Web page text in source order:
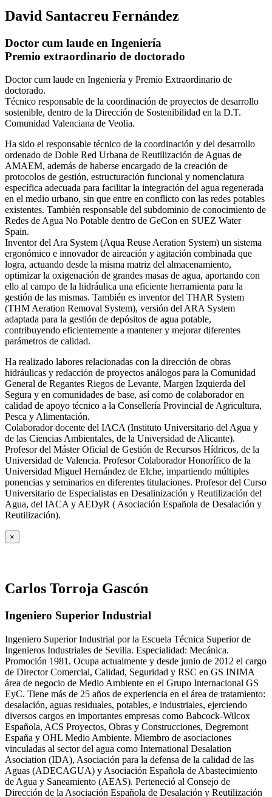
David Santacreu Fernández
Doctor cum laude en Ingeniería
Premio extraordinario de doctorado
Doctor cum laude en Ingeniería y Premio Extraordinario de
doctorado.
Técnico responsable de la coordinación de proyectos de desarrollo
sostenible, dentro de la Dirección de Sostenibilidad en la D.T.
Comunidad Valenciana de Veolia.
Ha sido el responsable técnico de la coordinación y del desarrollo
ordenado de Doble Red Urbana de Reutilización de Aguas de
AMAEM, además de haberse encargado de la creación de
protocolos de gestión, estructuración funcional y nomenclatura
específica adecuada para facilitar la integración del agua regenerada
en el medio urbano, sin que entre en conflicto con las redes potables
existentes. También responsable del subdominio de conocimiento de
Redes de Agua No Potable dentro de GeCon en SUEZ Water
Spain.
Inventor del Ara System (Aqua Reuse Aeration System) un sistema
ergonómico e innovador de aireación y agitación combinada que
logra, actuando desde la misma matriz del almacenamiento,
optimizar la oxigenación de grandes masas de agua, aportando con
ello al campo de la hidráulica una eficiente herramienta para la
gestión de las mismas. También es inventor del THAR System
(THM Aeration Removal System), versión del ARA System
adaptada para la gestión de depósitos de agua potable,
contribuyendo eficientemente a mantener y mejorar diferentes
parámetros de calidad.
Ha realizado labores relacionadas con la dirección de obras
hidráulicas y redacción de proyectos análogos para la Comunidad
General de Regantes Riegos de Levante, Margen Izquierda del
Segura y en comunidades de base, así como de colaborador en
calidad de apoyo técnico a la Consellería Provincial de Agricultura,
Pesca y Alimentación.
Colaborador docente del IACA (Instituto Universitario del Agua y
de las Ciencias Ambientales, de la Universidad de Alicante).
Profesor del Máster Oficial de Gestión de Recursos Hídricos, de la
Universidad de Valencia. Profesor Colaborador Honorífico de la
Universidad Miguel Hernández de Elche, impartiendo múltiples
ponencias y seminarios en diferentes titulaciones. Profesor del Curso
Universitario de Especialistas en Desalinización y Reutilización del
Agua, del IACA y AEDyR ( Asociación Española de Desalación y
Reutilización).
×
Carlos Torroja Gascón
Ingeniero Superior Industrial
Ingeniero Superior Industrial por la Escuela Técnica Superior de
Ingenieros Industriales de Sevilla. Especialidad: Mecánica.
Promoción 1981. Ocupa actualmente y desde junio de 2012 el cargo
de Director Comercial, Calidad, Seguridad y RSC en GS INIMA
área de negocio de Medio Ambiente en el Grupo Internacional GS
EyC. Tiene más de 25 años de experiencia en el área de tratamiento:
desalación, aguas residuales, potables, e industriales, ejerciendo
diversos cargos en importantes empresas como Babcock-Wilcox
Española, ACS Proyectos, Obras y Construcciones, Degremont
España y OHL Medio Ambiente. Miembro de asociaciones
vinculadas al sector del agua como International Desalation
Asociation (IDA), Asociación para la defensa de la calidad de las
Aguas (ADECAGUA) y Asociación Española de Abastecimiento
de Agua y Saneamiento (AEAS). Perteneció al Consejo de
Dirección de la Asociación Española de Desalación y Reutilización